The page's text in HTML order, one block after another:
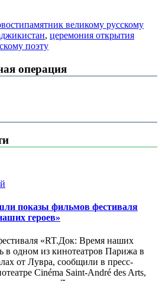
памятник великому русскому
, церемония открытия
поэту
операция
показы фильмов фестиваля
героев»
«RT.Док: Время наших
в одном из кинотеатров Парижа в
от Лувра, сообщили в пресс-
Cinéma Saint-André des Arts,